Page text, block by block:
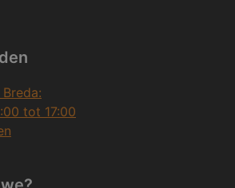
tot 17:00